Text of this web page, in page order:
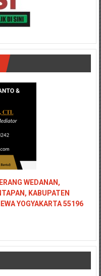
WEDANAN,
KABUPATEN
YOGYAKARTA 55196